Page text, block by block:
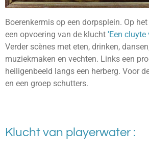
Boerenkermis op een dorpsplein. Op
een opvoering van de klucht 'Een cluyte
Verder scènes met eten, drinken,
muziekmaken en vechten. Links een
heiligenbeeld langs een herberg. Voor
en een groep schutters.
Klucht van playerwater :